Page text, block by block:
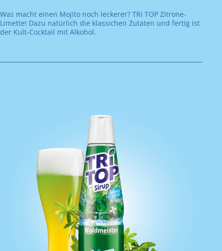
Was macht einen Mojito noch leckerer? TRi TOP Zitrone-
Limette! Dazu natürlich die klassichen Zutaten und fertig ist
der Kult-Cocktail mit Alkohol.